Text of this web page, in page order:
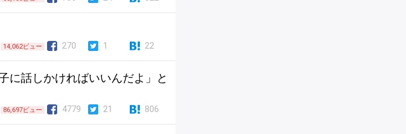
14,062ビュー 270 1 22
に話しかければいいんだよ」と
86,697ビュー 4779 21 806